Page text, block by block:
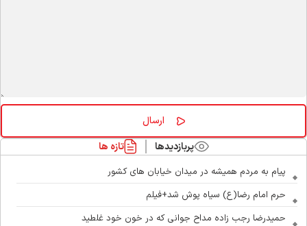
پربازدیدها تازه ها
پیام به مردم همیشه در میدان خیابان های کشور
حرم امام رضا(ع) سیاه پوش شد+فیلم
حمیدرضا رجب زاده مداح جوانی که در خون خود غلطید